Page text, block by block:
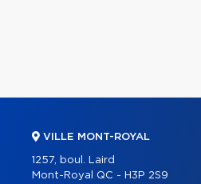
VILLE MONT-ROYAL
1257, boul. Laird
Mont-Royal QC - H3P 2S9